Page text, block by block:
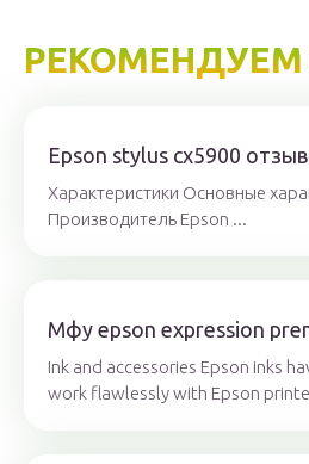
РЕКОМЕНДУЕМ
Epson stylus cx5900
Характеристики Основные
Производитель Epson ...
Мфу epson expression
Ink and accessories Epson inks
work flawlessly with Epson